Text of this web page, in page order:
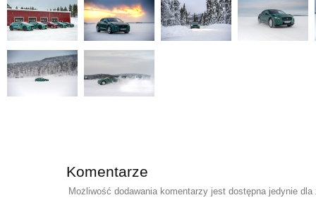
Komentarze
Możliwość dodawania komentarzy jest dostępna jedynie